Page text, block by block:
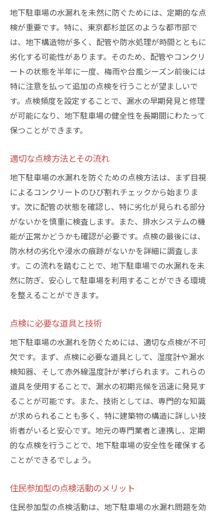
地下駐車場の水漏れを未然に防ぐためには、定期的な点
検が重要です。特に、東京都杉並区のような都市部で
は、地下構造物が多く、配管や防水処理が時間とともに
劣化する可能性があります。そのため、配管やコンクリ
ートの状態を半年に一度、梅雨や台風シーズン前後には
特に注意を払って追加の点検を行うことが望ましいで
す。点検頻度を設定することで、漏水の早期発見と修理
が可能になり、地下駐車場の健全性を長期間にわたって
保つことができます。
適切な点検方法とその流れ
地下駐車場の水漏れを防ぐための点検方法は、まず目視
によるコンクリートのひび割れチェックから始まりま
す。次に配管の状態を確認し、特に劣化が見られる部分
がないかを慎重に検査します。また、排水システムの機
能が正常かどうかも確認が必要です。点検の最後には、
防水材の劣化や浸水の痕跡がないかを詳細に調査しま
す。この流れを踏むことで、地下駐車場での水漏れを未
然に防ぎ、安心して駐車場を利用することができる環境
を整えることができます。
点検に必要な道具と技術
地下駐車場の水漏れを防ぐためには、適切な点検が不可
欠です。まず、点検に必要な道具として、湿度計や漏水
検知器、そして赤外線温度計が挙げられます。これらの
道具を使用することで、漏水の初期兆候を迅速に発見す
ることが可能です。また、技術としては、専門的な知識
が求められることも多く、特に建築物の構造に詳しい技
術者がいると安心です。地元の専門業者と連携し、定期
的な点検を行うことで、地下駐車場の安全性を確保する
ことができるでしょう。
住民参加型の点検活動のメリット
住民参加型の点検活動は、地下駐車場の水漏れ問題を効